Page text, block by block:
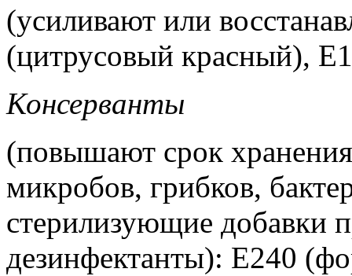
(усиливают или
(цитрусовый красный),
Консерванты
(повышают срок
микробов, грибков,
стерилизующие добавки
дезинфектанты): E240